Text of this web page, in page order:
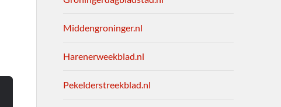
Middengroninger.nl
Harenerweekblad.nl
Pekelderstreekblad.nl